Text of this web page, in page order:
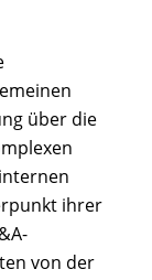
über die
ihrer
von der